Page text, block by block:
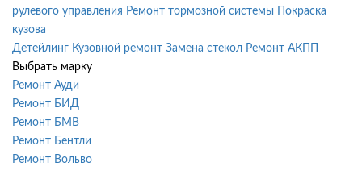
рулевого управления Ремонт тормозной системы
Покраска
кузова
Детейлинг Кузовной ремонт Замена стекол Ремонт АКПП
Выбрать марку
Ремонт Ауди
Ремонт БИД
Ремонт БМВ
Ремонт Бентли
Ремонт Вольво